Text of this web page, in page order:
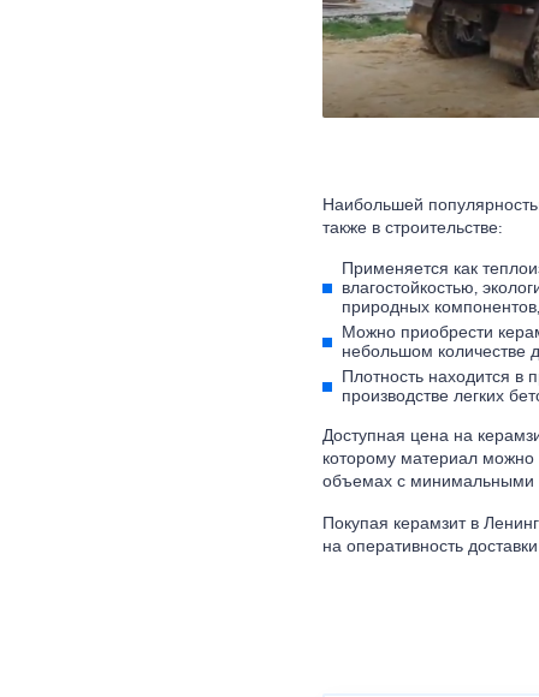
Наибольшей
также в строительстве:
Применяется как
влагостойкостью,
природных
Можно приобрести
небольшом количестве
Плотность находится в
производстве легких
Доступная цена на
которому материал можно
объемах с
Покупая керамзит в
на оперативность